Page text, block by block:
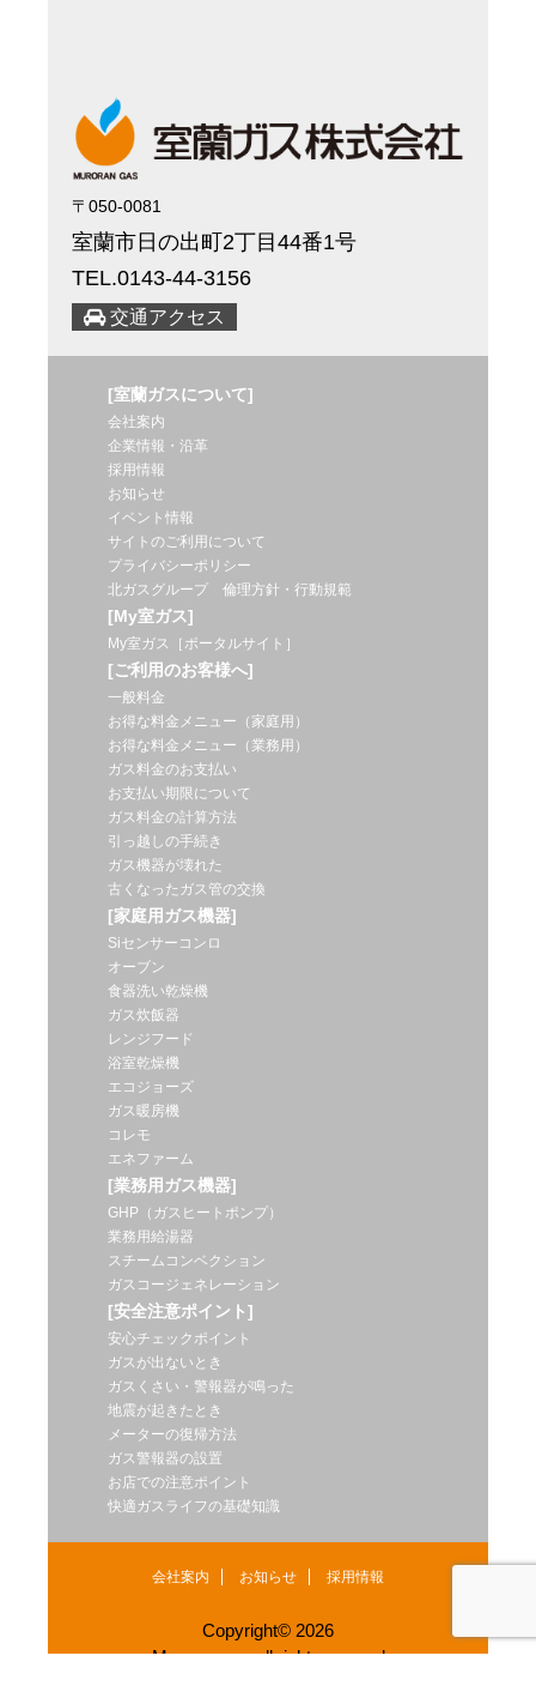
〒050-0081
室蘭市日の出町2丁目44番1号
TEL.0143-44-3156
交通アクセス
[室蘭ガスについて]
会社案内
企業情報・沿革
採用情報
お知らせ
イベント情報
サイトのご利用について
プライバシーポリシー
北ガスグループ 倫理方針・行動規範
[My室ガス]
My室ガス［ポータルサイト］
[ご利用のお客様へ]
一般料金
お得な料金メニュー（家庭用）
お得な料金メニュー（業務用）
ガス料金のお支払い
お支払い期限について
ガス料金の計算方法
引っ越しの手続き
ガス機器が壊れた
古くなったガス管の交換
[家庭用ガス機器]
Siセンサーコンロ
オーブン
食器洗い乾燥機
ガス炊飯器
レンジフード
浴室乾燥機
エコジョーズ
ガス暖房機
コレモ
エネファーム
[業務用ガス機器]
GHP（ガスヒートポンプ）
業務用給湯器
スチームコンベクション
ガスコージェネレーション
[安全注意ポイント]
安心チェックポイント
ガスが出ないとき
ガスくさい・警報器が鳴った
地震が起きたとき
メーターの復帰方法
ガス警報器の設置
お店での注意ポイント
快適ガスライフの基礎知識
会社案内 お知らせ 採用情報
Copyright© 2026
Muroran gas.all right reserved